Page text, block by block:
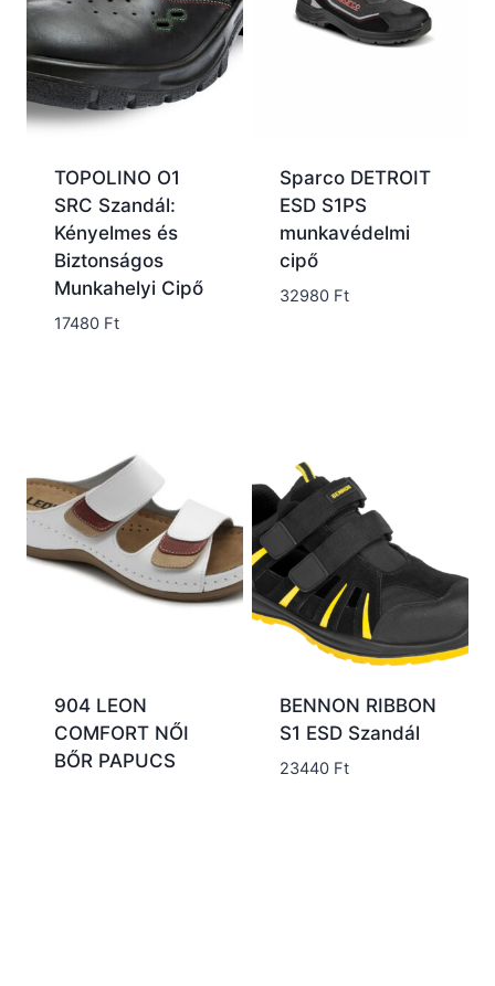
TOPOLINO O1
SRC Szandál:
Kényelmes és
Biztonságos
Munkahelyi Cipő
17480 Ft
Sparco DETROIT
ESD S1PS
munkavédelmi
cipő
32980 Ft
904 LEON
COMFORT NŐI
BŐR PAPUCS
BENNON RIBBON
S1 ESD Szandál
23440 Ft